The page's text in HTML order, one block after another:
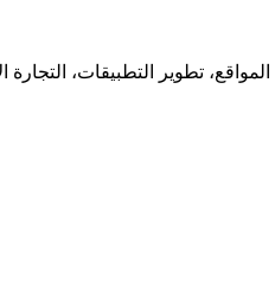
تطوير التطبيقات، التجارة